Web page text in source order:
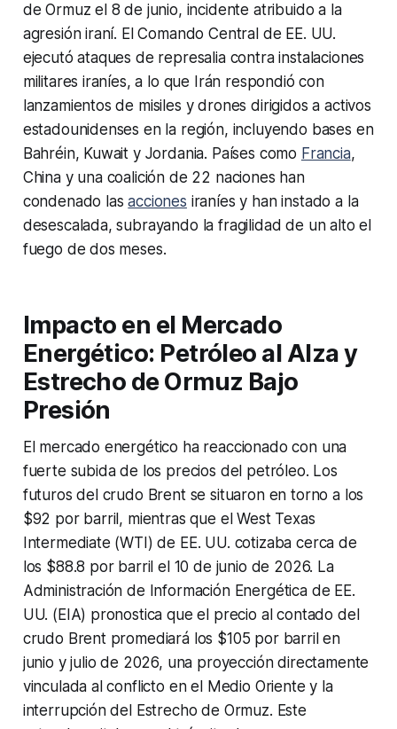
de Ormuz el 8 de junio, incidente atribuido a la
agresión iraní. El Comando Central de EE. UU.
ejecutó ataques de represalia contra instalaciones
militares iraníes, a lo que Irán respondió con
lanzamientos de misiles y drones dirigidos a activos
estadounidenses en la región, incluyendo bases en
Bahréin, Kuwait y Jordania. Países como Francia,
China y una coalición de 22 naciones han
condenado lasacciones iraníes y han instado a la
desescalada, subrayando la fragilidad de un alto el
fuego de dos meses.
Impacto en el Mercado
Energético: Petróleo al Alza y
Estrecho de Ormuz Bajo
Presión
El mercado energético ha reaccionado con una
fuerte subida de los precios del petróleo. Los
futuros del crudo Brent se situaron en torno a los
$92 por barril, mientras que el West Texas
Intermediate (WTI) de EE. UU. cotizaba cerca de
los $88.8 por barril el 10 de junio de 2026. La
Administración de Información Energética de EE.
UU. (EIA) pronostica que el precio al contado del
crudo Brent promediará los $105 por barril en
junio y julio de 2026, una proyección directamente
vinculada al conflicto en el Medio Oriente y la
interrupción del Estrecho de Ormuz. Este